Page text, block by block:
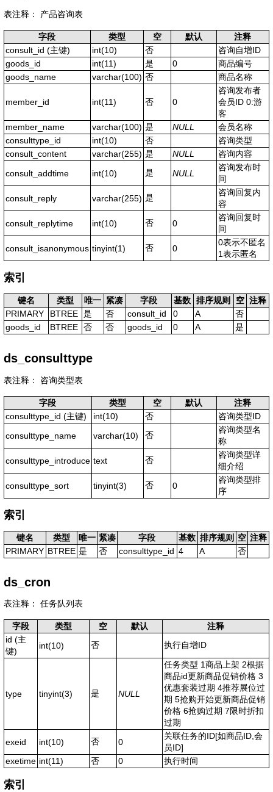
表注释： 产品咨询表
字段 类型 空 默认
注释
consult_id (主键) int(10) 否
咨询自增ID
goods_id
int(11) 是 0
商品编号
goods_name
varchar(100) 否 商品名称
member_id int(11) 否 0
咨询发布者
会员ID 0:游
客
member_name
varchar(100) 是 NULL
会员名称
consulttype_id
int(10) 否
咨询类型
consult_content
varchar(255) 是 NULL
咨询内容
consult_addtime
int(10) 是 NULL
咨询发布时
间
consult_reply
varchar(255) 是
咨询回复内
容
consult_replytime
int(10) 否 0
咨询回复时
间
consult_isanonymous tinyint(1) 否 0
0表示不匿名
1表示匿名
索引
键名 类型 唯一 紧凑 字段 基数 排序规则 空 注释
PRIMARY
BTREE 是 否 consult_id 0 A
否
goods_id
BTREE 否 否 goods_id 0 A 是
ds_consulttype
表注释： 咨询类型表
字段 类型 空 默认
注释
consulttype_id (主键) int(10) 否
咨询类型ID
consulttype_name
varchar(10) 否
咨询类型名
称
consulttype_introduce text 否
咨询类型详
细介绍
consulttype_sort
tinyint(3) 否 0
咨询类型排
序
索引
键名 类型 唯一 紧凑 字段 基数 排序规则 空 注释
PRIMARY BTREE 是 否 consulttype_id 4 A 否
ds_cron
表注释： 任务队列表
字段 类型 空 默认
注释
id (主
键)
int(10) 否 执行自增ID
type tinyint(3) 是 NULL
任务类型 1商品上架 2根据
商品id更新商品促销价格 3
优惠套装过期 4推荐展位过
期 5抢购开始更新商品促销
价格 6抢购过期 7限时折扣
过期
exeid
int(10) 否 0
关联任务的ID[如商品ID,会
员ID]
exetime int(11) 否 0 执行时间
索引